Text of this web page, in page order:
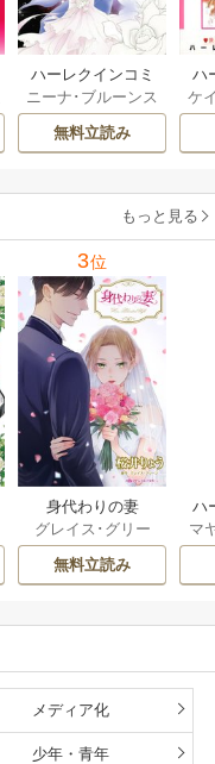
ハーレクインコミ
ックス セット 202
6年 vol.1063 1巻
ニーナ･ブルーンス
おおつきちずる
レベッカ･ヨーク
ーディ/海野みつる
サラ･ウッド/流
水凛子
無料立読み
ハ
ッ
ケ
ザ
もっと見る
3位
身代わりの妻
グレイス･グリー
桜井りょう
無料立読み
ハ
ッ
マ
ッ
メディア化
少年・青年